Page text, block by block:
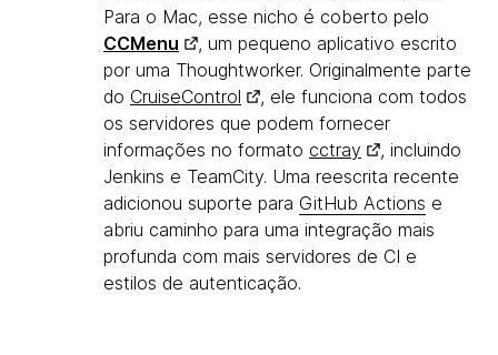
Para o Mac, esse nicho é coberto pelo
CCMenu
, um pequeno aplicativo escrito
por uma Thoughtworker. Originalmente parte
do CruiseControl
, ele funciona com todos
os servidores que podem fornecer
informações no formato cctray
, incluindo
Jenkins e TeamCity. Uma reescrita recente
adicionou suporte para GitHub Actions e
abriu caminho para uma integração mais
profunda com mais servidores de CI e
estilos de autenticação.